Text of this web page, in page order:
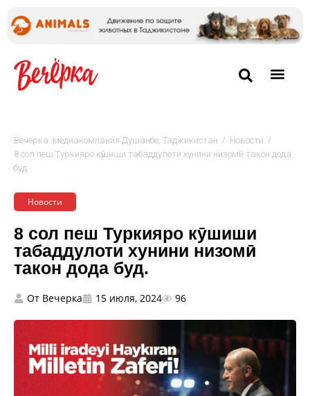
Вечёрка: медиакомпания Душанбе, Таджикистан / Новости /
8 сол пеш Туркияро кӯшиши табаддулоти хунини низомӣ такон дода
буд.
Новости
8 сол пеш Туркияро кӯшиши
табаддулоти хунини низомӣ
такон дода буд.
От Вечерка 15 июля, 2024 96